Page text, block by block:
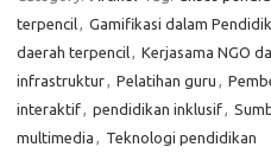
terpencil, Gamifikasi dalam
daerah terpencil, Kerjasama NGO
infrastruktur, Pelatihan guru ,
interaktif, pendidikan inklusif,
multimedia , Teknologi pendidikan